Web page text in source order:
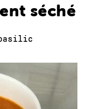
séché